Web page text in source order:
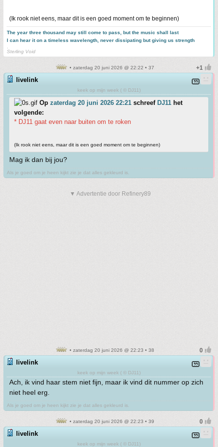
(Ik rook niet eens, maar dit is een goed moment om te beginnen)
The year three thousand may still come to pass, but the music shall last
I can hear it on a timeless wavelength, never dissipating but giving us strength
Sterling Void
• zaterdag 20 juni 2026 @ 22:22 • 37
livelink
keek op mijn week ( © DJ11)
Op zaterdag 20 juni 2026 22:21 schreef DJ11 het
volgende:
* DJ11 gaat even naar buiten om te roken
(Ik rook niet eens, maar dit is een goed moment om te beginnen)
Mag ik dan bij jou?
Als je goed om je heen kijkt zie je dat alles gekleurd is.
▼ Advertentie door Refinery89
• zaterdag 20 juni 2026 @ 22:23 • 38
livelink
keek op mijn week ( © DJ11)
Ach, ik vind haar stem niet fijn, maar ik vind dit nummer op zich
niet heel erg.
Als je goed om je heen kijkt zie je dat alles gekleurd is.
• zaterdag 20 juni 2026 @ 22:23 • 39
livelink
keek op mijn week ( © DJ11)